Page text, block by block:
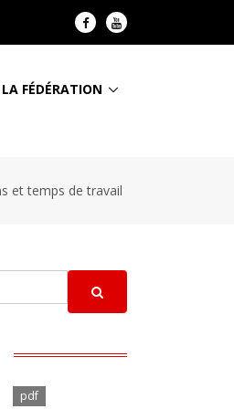
LA FÉDÉRATION
et temps de travail
pdf